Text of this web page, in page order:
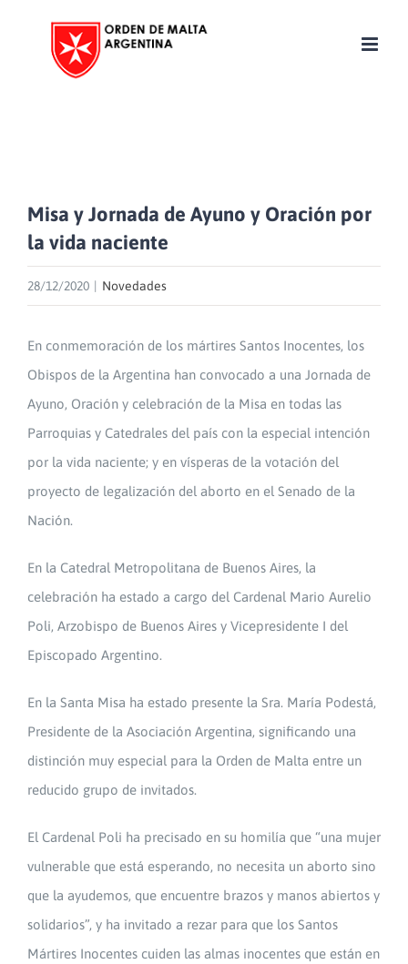
Misa y Jornada de Ayuno y Oración por
la vida naciente
28/12/2020 Novedades
En conmemoración de los mártires Santos Inocentes, los
Obispos de la Argentina han convocado a una Jornada de
Ayuno, Oración y celebración de la Misa en todas las
Parroquias y Catedrales del país con la especial intención
por la vida naciente; y en vísperas de la votación del
proyecto de legalización del aborto en el Senado de la
Nación.
En la Catedral Metropolitana de Buenos Aires, la
celebración ha estado a cargo del Cardenal Mario Aurelio
Poli, Arzobispo de Buenos Aires y Vicepresidente I del
Episcopado Argentino.
En la Santa Misa ha estado presente la Sra. María Podestá,
Presidente de la Asociación Argentina, significando una
distinción muy especial para la Orden de Malta entre un
reducido grupo de invitados.
El Cardenal Poli ha precisado en su homilía que “una mujer
vulnerable que está esperando, no necesita un aborto sino
que la ayudemos, que encuentre brazos y manos abiertos y
solidarios”, y ha invitado a rezar para que los Santos
Mártires Inocentes cuiden las almas inocentes que están en